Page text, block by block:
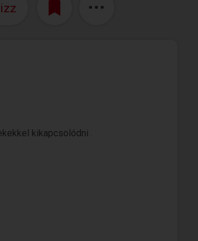
kikapcsolódni .